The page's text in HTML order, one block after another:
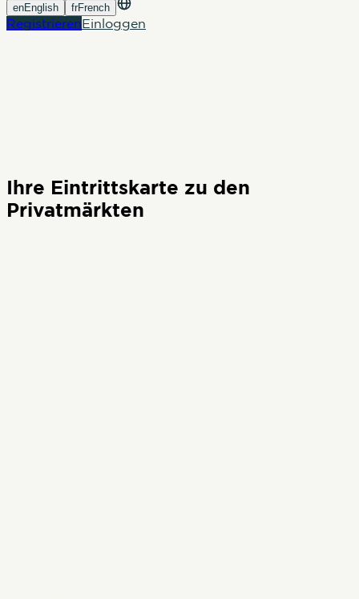
enEnglish frFrench
RegistrierenEinloggen
Ihre Eintrittskarte zu den
Privatmärkten